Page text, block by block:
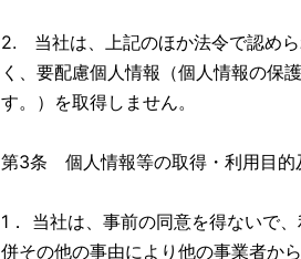
2. 当社は、上記のほか法令で認め
く、要配慮個人情報（個人情報の保
す。）を取得しません。
第3条 個人情報等の取得・利用目的
1． 当社は、事前の同意を得ないで
併その他の事由により他の事業者か